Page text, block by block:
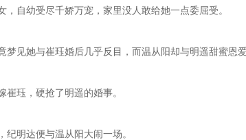
自幼受尽千娇万宠，家里没人敢给她一点委屈受。
见她与崔珏婚后几乎反目，而温从阳却与明遥甜蜜恩
珏，硬抢了明遥的婚事。
明达便与温从阳大闹一场。